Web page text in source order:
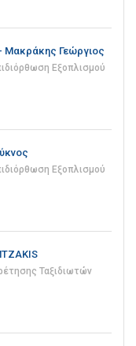
Μακράκης Γεώργιος
Εξοπλισμού
Εξοπλισμού
Ταξιδιωτών